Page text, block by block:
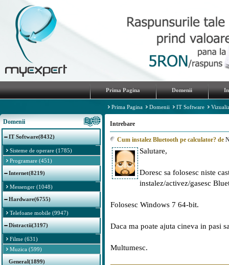
Prima Pagina Domenii
Domenii
IT Software(8432)
Sisteme de operare (1785)
Programare (451)
Internet(8219)
Messenger (1048)
Hardware(6755)
Telefoane mobile (9947)
Distractii(3197)
Filme (631)
Muzica (599)
General(1899)
Prima Pagina Domenii IT Software
Intrebare
Cum instalez Bluetooth pe calculator? de
Salutare,
Doresc sa folosesc niste
instalez/activez/gasesc
Folosesc Windows 7 64-bit.
Daca ma poate ajuta cineva in pasi
Multumesc.